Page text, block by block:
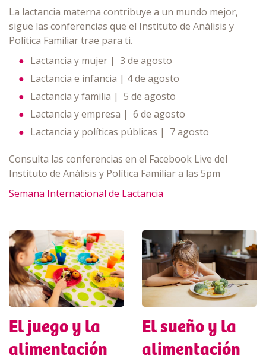
La lactancia materna contribuye a un mundo mejor,
sigue las conferencias que el Instituto de Análisis y
Política Familiar trae para ti.
Lactancia y mujer | 3 de agosto
Lactancia e infancia | 4 de agosto
Lactancia y familia | 5 de agosto
Lactancia y empresa | 6 de agosto
Lactancia y políticas públicas | 7 agosto
Consulta las conferencias en el Facebook Live del
Instituto de Análisis y Política Familiar a las 5pm
Semana Internacional de Lactancia
El juego y la
alimentación
El sueño y la
alimentación